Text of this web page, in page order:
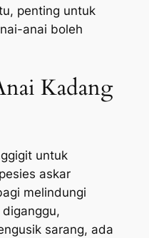
penting untuk
anai boleh
Kadang
untuk
askar
melindungi
sarang, ada